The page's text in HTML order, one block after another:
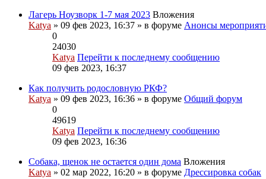
Лагерь Ноузворк 1-7 мая 2023 Вложения
Katya » 09 фев 2023, 16:37 » в форуме Анонсы
0
24030
Katya Перейти к последнему сообщению
09 фев 2023, 16:37
Как получить родословную РКФ?
Katya » 09 фев 2023, 16:36 » в форуме Общий форум
0
49619
Katya Перейти к последнему сообщению
09 фев 2023, 16:36
Собака, щенок не остается один дома Вложения
Katya » 02 мар 2022, 16:20 » в форуме Дрессировка собак